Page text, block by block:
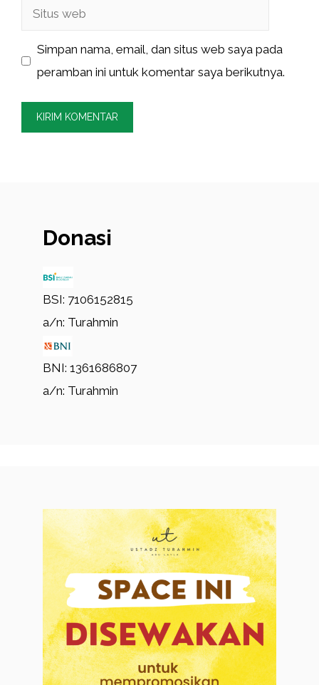
Situs
Simpan nama, email, dan situs web saya pada
peramban ini untuk komentar saya berikutnya.
Donasi
BSI: 7106152815
a/n: Turahmin
BNI: 1361686807
a/n: Turahmin